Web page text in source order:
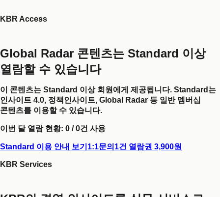
KBR Access
Global Radar 콘텐츠는 Standard 이상
열람할 수 있습니다
이 콘텐츠는 Standard 이상 회원에게 제공됩니다. Standard는
인사이트 4.0, 정책인사이트, Global Radar 등 일반 멤버십
콘텐츠를 이용할 수 있습니다.
이번 달 열람 현황: 0 /0건 사용
Standard 이용 안내 보기 1:1문의 1건 열람권 3,900원
KBR Services